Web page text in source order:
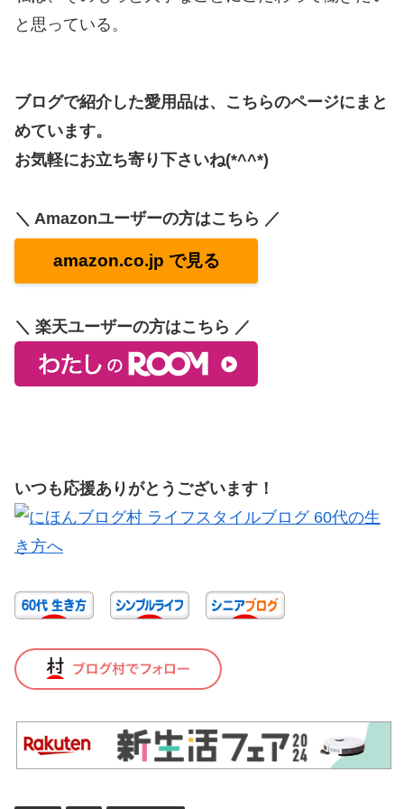
と思っている。
ブログで紹介した愛用品は、こちらのページにまと
めています。
お気軽にお立ち寄り下さいね(*^^*)
＼ Amazonユーザーの方はこちら ／
amazon.co.jp で見る
＼ 楽天ユーザーの方はこちら ／
いつも応援ありがとうございます！